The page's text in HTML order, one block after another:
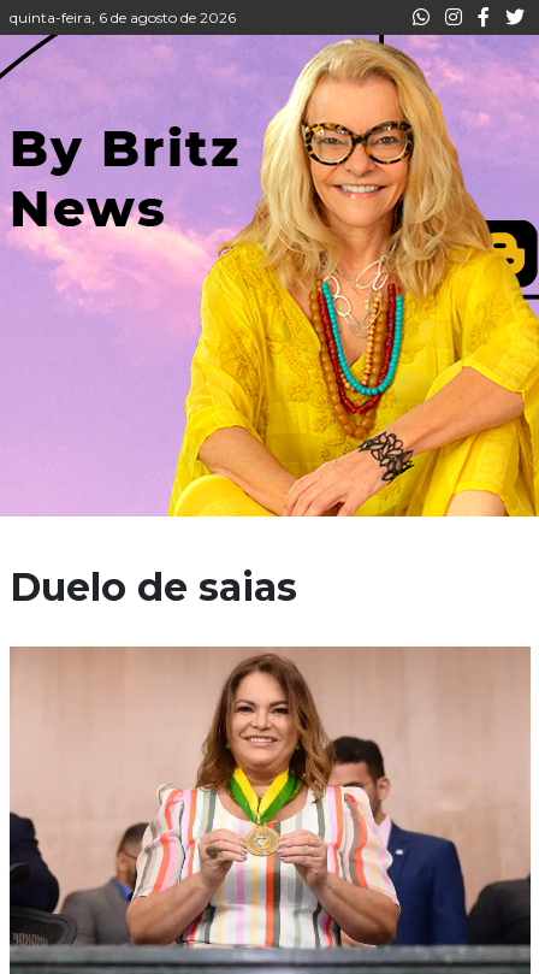
quinta-feira, 6 de agosto de 2026
Duelo de saias